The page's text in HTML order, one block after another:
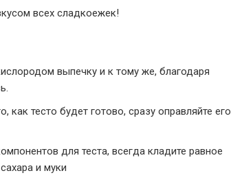
всех сладкоежек!
выпечку и к тому же, благодаря
тесто будет готово, сразу оправляйте его
для теста, всегда кладите равное
и муки